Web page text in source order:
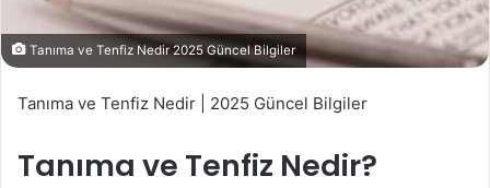
Tanıma ve Tenfiz Nedir 2025 Güncel Bilgiler
Tanıma ve Tenfiz Nedir | 2025 Güncel Bilgiler
Tanıma ve Tenfiz Nedir?